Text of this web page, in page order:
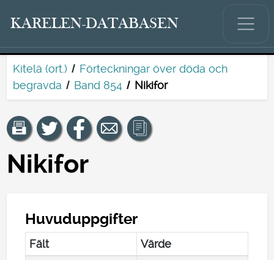
KARELEN-DATABASEN
Kitelä (ort.)
Förteckningar över döda och
begravda
Band 854 Nikifor
Nikifor
Huvuduppgifter
Fält
Värde